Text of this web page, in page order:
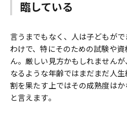
臨している
言うまでもなく、人は子どもが
わけで、特にそのための試験や
ん。厳しい見方かもしれません
なるような年齢ではまだまだ人
割を果たす上ではその成熟度は
と言えます。